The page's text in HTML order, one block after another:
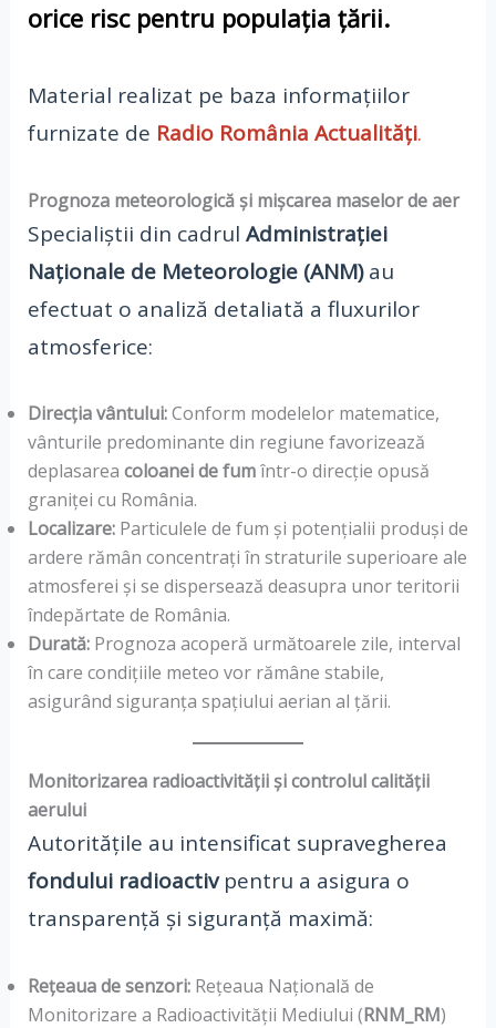
orice risc pentru populația țării.
Material realizat pe baza informațiilor
furnizate de Radio România Actualități.
Prognoza meteorologică și mișcarea maselor de aer
Specialiștii din cadrul Administrației
Naționale de Meteorologie (ANM)au
efectuat o analiză detaliată a fluxurilor
atmosferice:
Direcția vântului:Conform modelelor matematice,
vânturile predominante din regiune favorizează
deplasarea coloanei de fumîntr-o direcție opusă
graniței cu România.
Localizare:Particulele de fum și potențialii produși de
ardere rămân concentrați în straturile superioare ale
atmosferei și se dispersează deasupra unor teritorii
îndepărtate de România.
Durată:Prognoza acoperă următoarele zile, interval
în care condițiile meteo vor rămâne stabile,
asigurând siguranța spațiului aerian al țării.
Monitorizarea radioactivității și controlul calității
aerului
Autoritățile au intensificat supravegherea
fondului radioactivpentru a asigura o
transparență și siguranță maximă:
Rețeaua de senzori:Rețeaua Națională de
Monitorizare a Radioactivității Mediului (RNM_RM)